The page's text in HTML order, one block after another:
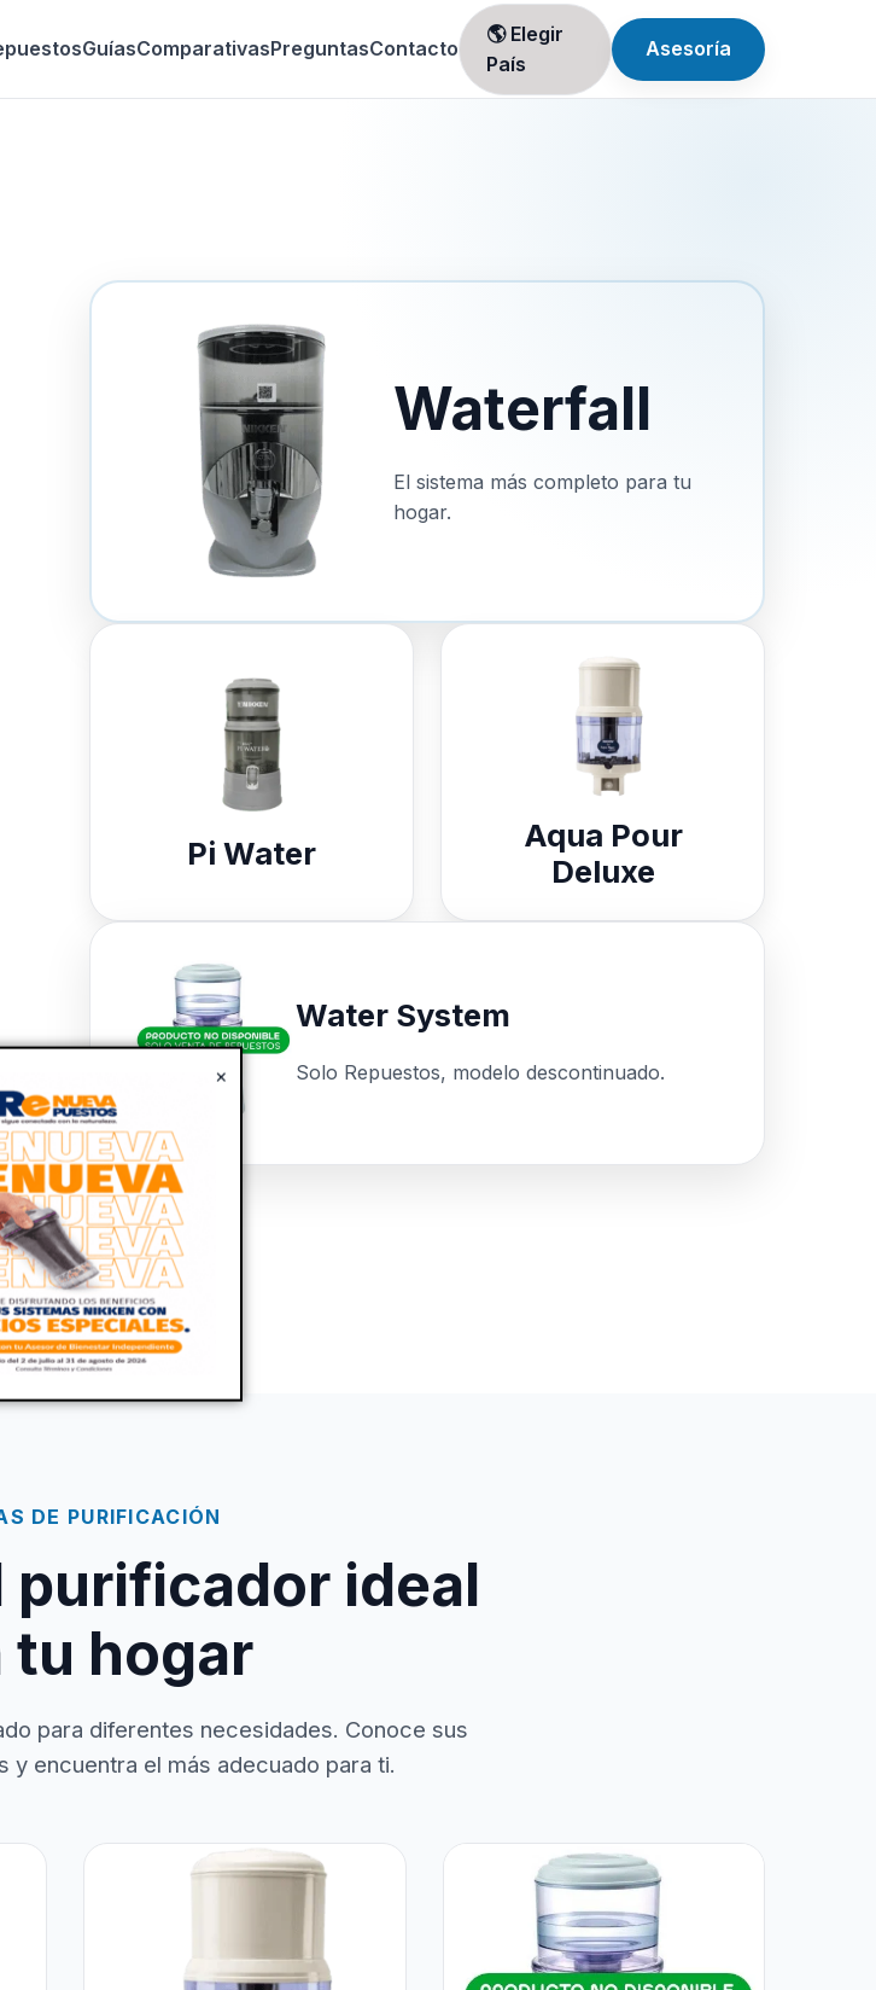
×
GuíasComparativasPreguntasContacto
🌎 Elegir
País
Asesoría
Waterfall
El sistema más completo para tu
hogar.
Pi Water
Aqua Pour
Deluxe
Water System
Solo Repuestos, modelo descontinuado.
DE PURIFICACIÓN
purificador ideal
tu hogar
para diferentes necesidades. Conoce sus
encuentra el más adecuado para ti.